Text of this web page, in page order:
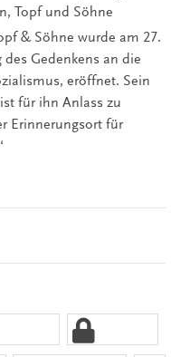
Topf und Söhne
& Söhne wurde am 27.
des Gedenkens an die
eröffnet. Sein
für ihn Anlass zu
Erinnerungsort für